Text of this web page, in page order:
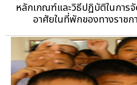
หลักเกณฑ์และวิธีปฏิบัติในการจั
อาศัยในที่พักของทางราช